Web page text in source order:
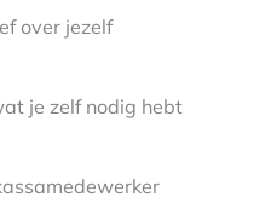
over jezelf
je zelf nodig hebt